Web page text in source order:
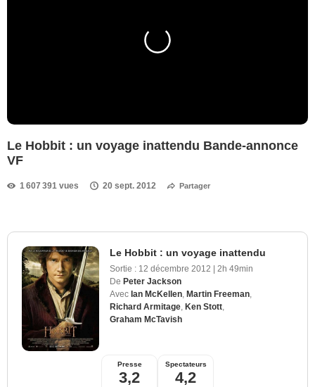
Le Hobbit : un voyage inattendu Bande-annonce
VF
1 607 391 vues 20 sept. 2012 Partager
Le Hobbit : un voyage inattendu
Sortie : 12 décembre 2012 | 2h 49min
De Peter Jackson
Avec Ian McKellen Martin Freeman
Richard Armitage Ken Stott
Graham McTavish
Presse
3,2
Spectateurs
4,2